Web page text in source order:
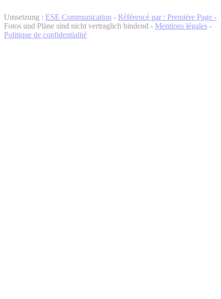
Umsetzung : ESE Communication - Référencé par : Première Page -
Fotos und Pläne sind nicht vertraglich bindend - Mentions légales -
Politique de confidentialité